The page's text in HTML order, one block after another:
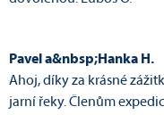
Pavel a&nbsp;Hanka H.
Ahoj, díky za krásné
jarní řeky. Členům